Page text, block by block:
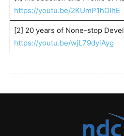
https://youtu.be/2KUmP1hOIhE
[2] 20 years of None-stop
https://youtu.be/wjL79dyiAyg